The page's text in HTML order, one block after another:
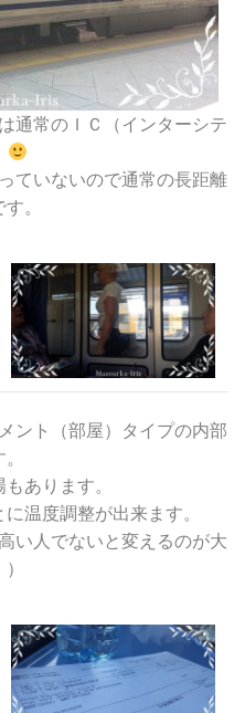
通常のＩＣ（インターシテ
ていないので通常の長距離
。
ント（部屋）タイプの内部
もあります。
温度調整が出来ます。
い人でないと変えるのが大